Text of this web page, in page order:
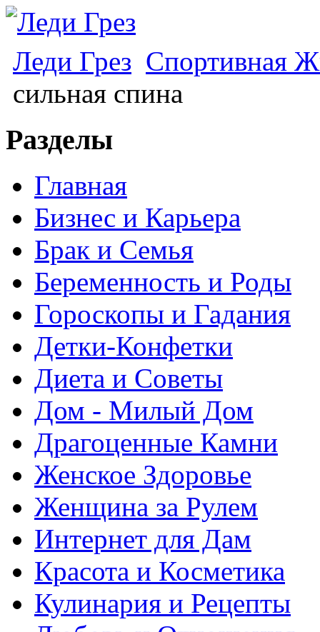
Леди Грез Спортивная
сильная спина
Разделы
Главная
Бизнес и Карьера
Брак и Семья
Беременность и Роды
Гороскопы и Гадания
Детки-Конфетки
Диета и Советы
Дом - Милый Дом
Драгоценные Камни
Женское Здоровье
Женщина за Рулем
Интернет для Дам
Красота и Косметика
Кулинария и Рецепты